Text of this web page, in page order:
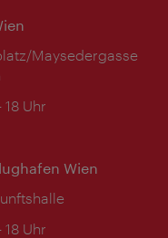
Maysedergasse
Uhr
Wien
Uhr